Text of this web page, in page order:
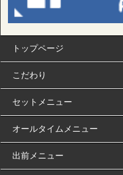
トップページ
こだわり
セットメニュー
オールタイムメニュー
出前メニュー